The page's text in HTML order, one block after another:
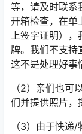
等，请及时联系
开箱检查，在单
上签字证明），
牌。我们不支持
这不是处理好事
（2）亲们也可
们并提供照片，
（3）由于快递